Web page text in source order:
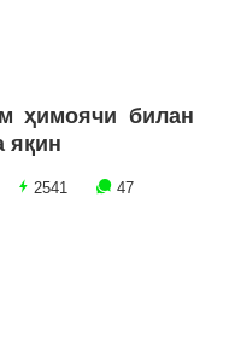
ҳимоячи билан
яқин
2541 47